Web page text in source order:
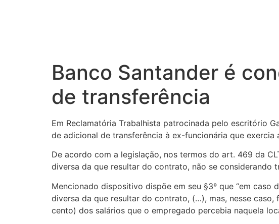
Banco Santander é
de transferência
Em Reclamatória Trabalhista patrocinada pelo escritório
de adicional de transferência à ex-funcionária que exercia
De acordo com a legislação, nos termos do art. 469 da
diversa da que resultar do contrato, não se considerando
Mencionado dispositivo dispõe em seu §3º que “em
diversa da que resultar do contrato, (…), mas, nesse
cento) dos salários que o empregado percebia naquela